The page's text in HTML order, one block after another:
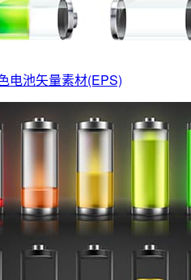
电池矢量素材(EPS)